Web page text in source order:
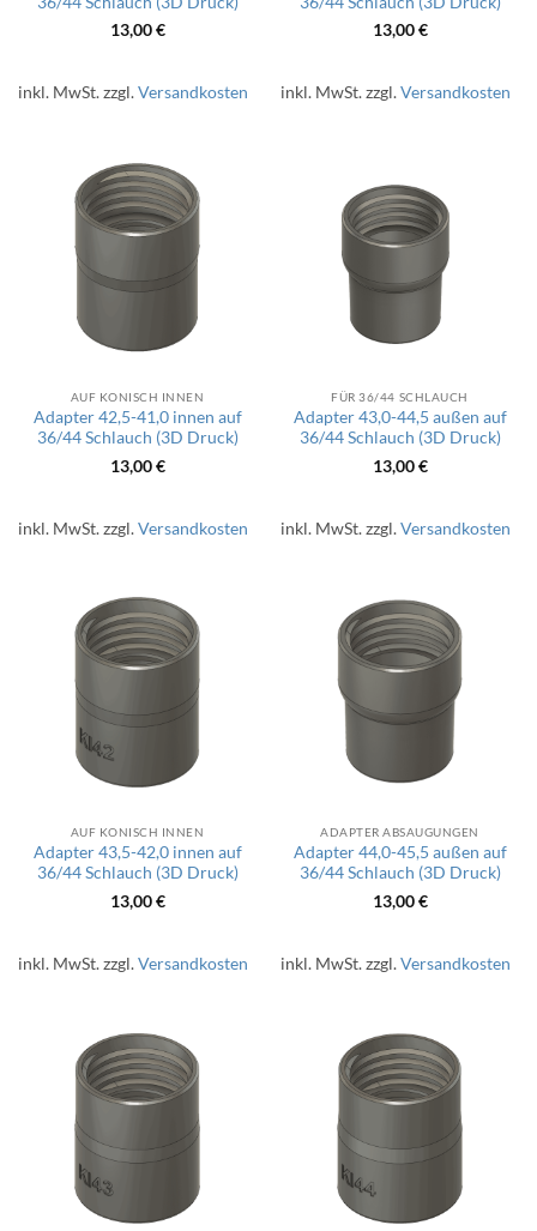
13,00€
inkl. MwSt.zzgl.Versandkosten
13,00€
inkl. MwSt.zzgl.Versandkosten
AUF KONISCH INNEN
Adapter 42,5-41,0 innen auf
36/44 Schlauch (3D Druck)
13,00€
inkl. MwSt.zzgl.Versandkosten
FÜR 36/44 SCHLAUCH
Adapter 43,0-44,5 außen auf
36/44 Schlauch (3D Druck)
13,00€
inkl. MwSt.zzgl.Versandkosten
AUF KONISCH INNEN
Adapter 43,5-42,0 innen auf
36/44 Schlauch (3D Druck)
13,00€
inkl. MwSt.zzgl.Versandkosten
ADAPTER ABSAUGUNGEN
Adapter 44,0-45,5 außen auf
36/44 Schlauch (3D Druck)
13,00€
inkl. MwSt.zzgl.Versandkosten